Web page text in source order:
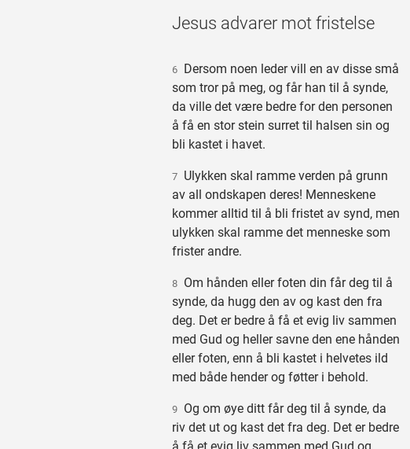
Jesus advarer mot fristelse
6Dersom noen leder vill en av disse små
som tror på meg, og får han til å synde,
da ville det være bedre for den personen
å få en stor stein surret til halsen sin og
bli kastet i havet.
7Ulykken skal ramme verden på grunn
av all ondskapen deres! Menneskene
kommer alltid til å bli fristet av synd, men
ulykken skal ramme det menneske som
frister andre.
8Om hånden eller foten din får deg til å
synde, da hugg den av og kast den fra
deg. Det er bedre å få et evig liv sammen
med Gud og heller savne den ene hånden
eller foten, enn å bli kastet i helvetes ild
med både hender og føtter i behold.
9Og om øye ditt får deg til å synde, da
riv det ut og kast det fra deg. Det er bedre